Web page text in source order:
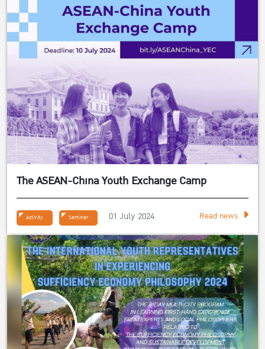
The ASEAN-China Youth Exchange Camp
Activity Seminar 01 July 2024 Read news